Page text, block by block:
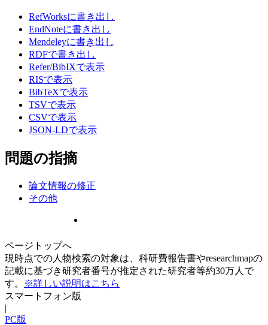
RefWorksに書き出し
EndNoteに書き出し
Mendeleyに書き出し
RDFで書き出し
Refer/BibIXで表示
RISで表示
BibTeXで表示
TSVで表示
CSVで表示
JSON-LDで表示
問題の指摘
論文情報の修正
その他
ページトップへ
現時点での人物検索の対象は、科研費報告書やresearchmapの
記載に基づき研究者番号が推定された研究者等約30万人で
す。
※詳しい説明はこちら
スマートフォン版
|
PC版